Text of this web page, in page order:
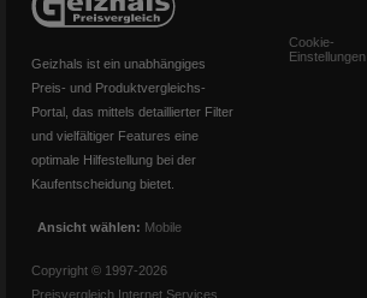
Geizhals ist ein unabhängiges
Preis- und Produktvergleichs-
Portal, das mittels detaillierter Filter
und vielfältiger Features eine
optimale Hilfestellung bei der
Kaufentscheidung bietet.
Ansicht wählen: Mobile
Copyright © 1997-2026
Preisvergleich Internet Services
Cookie-
Einstellungen